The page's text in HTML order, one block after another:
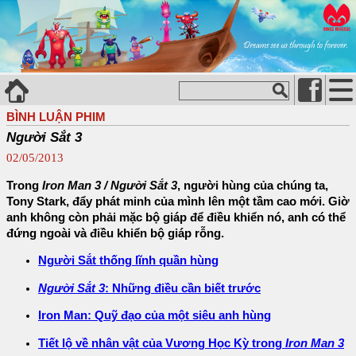
BÌNH LUẬN PHIM
Người Sắt 3
02/05/2013
Trong Iron Man 3 / Người Sắt 3, người hùng của chúng ta,
Tony Stark, đẩy phát minh của mình lên một tầm cao mới. Giờ
anh không còn phải mặc bộ giáp để điều khiển nó, anh có thể
đứng ngoài và điều khiển bộ giáp rỗng.
Người Sắt thống lĩnh quần hùng
Người Sắt 3: Những điều cần biết trước
Iron Man: Quỹ đạo của một siêu anh hùng
Tiết lộ về nhân vật của Vương Học Kỳ trong Iron Man 3